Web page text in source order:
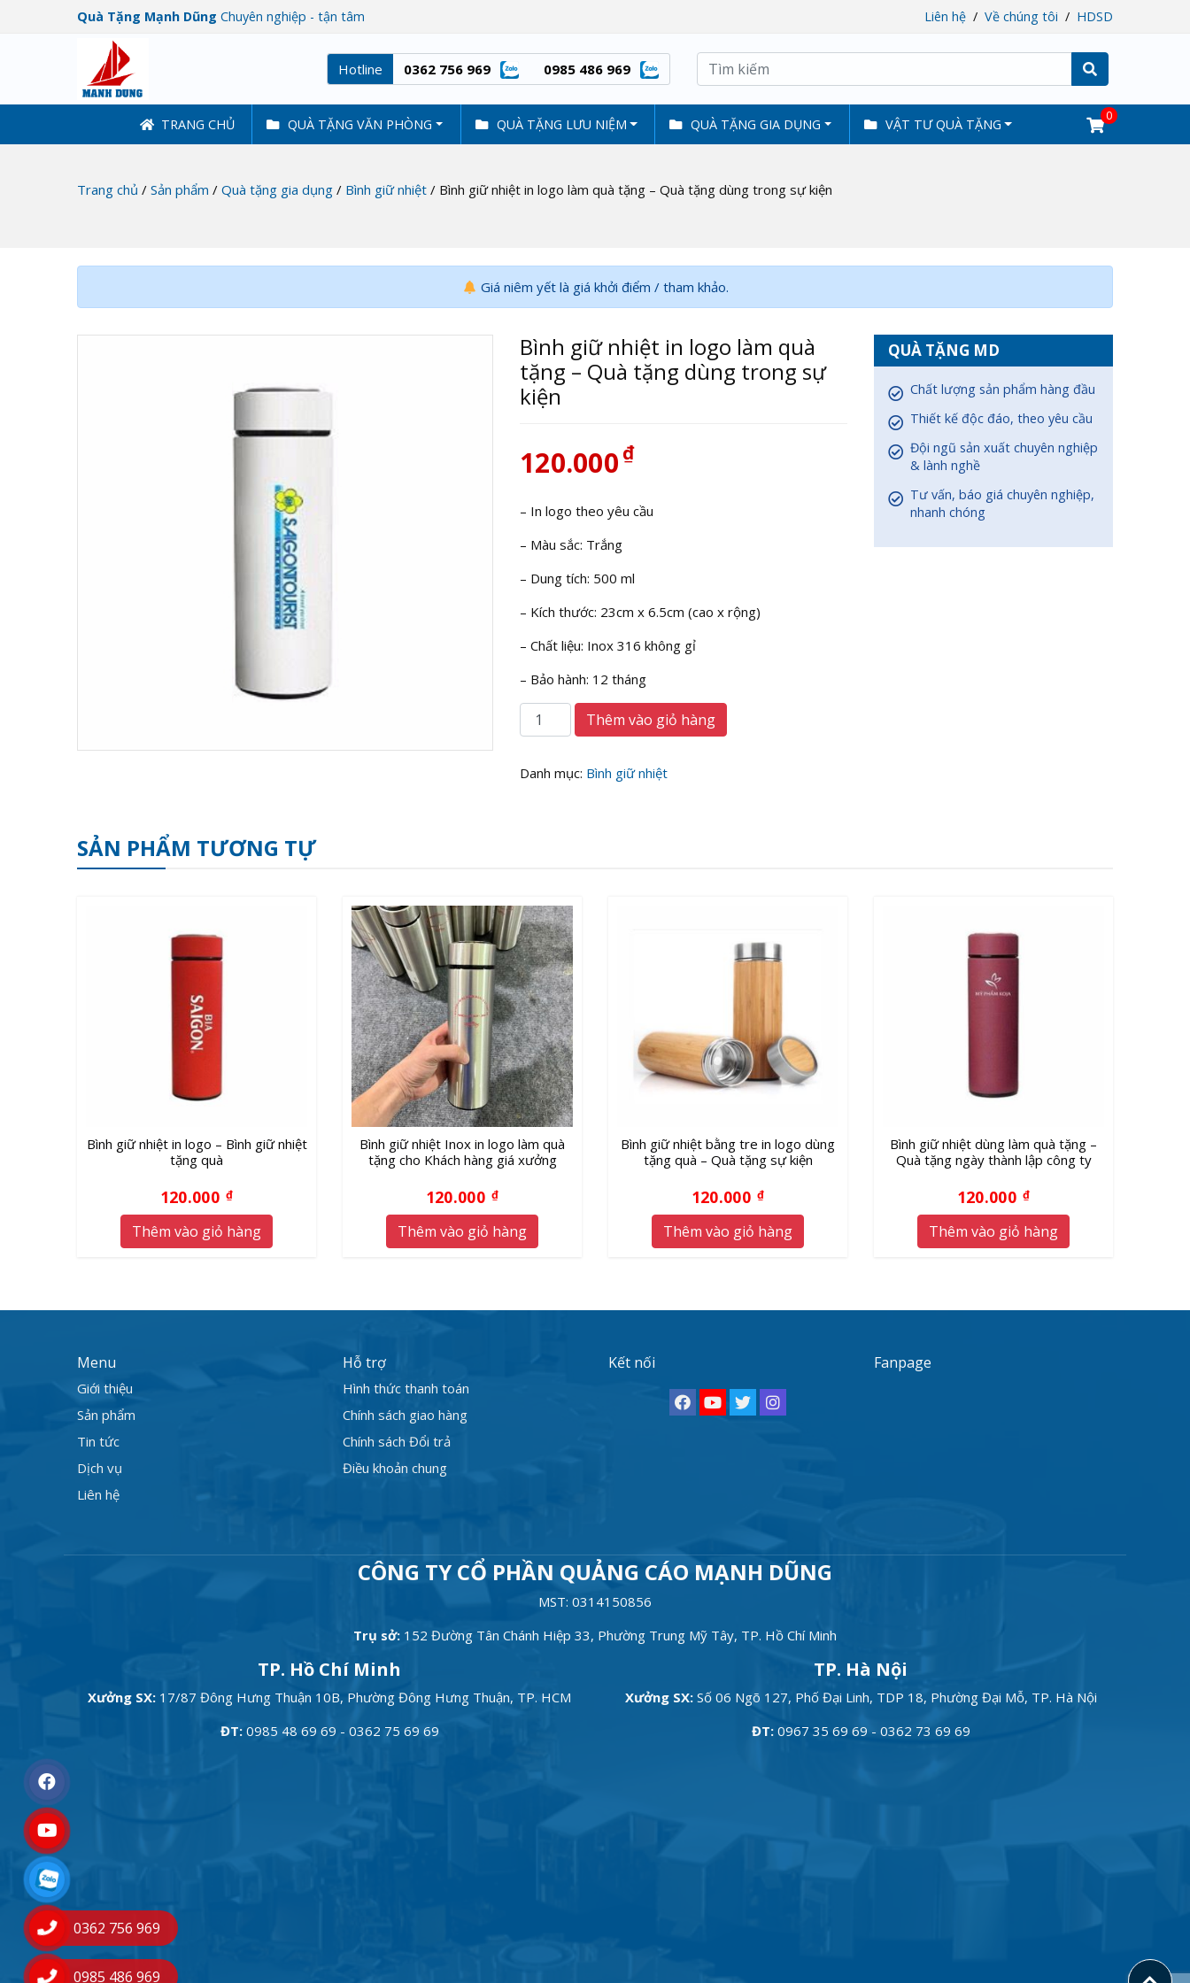
Quà Tặng Mạnh Dũng Chuyên nghiệp - tận tâm Liên hệ Về chúng tôi HDSD
Hotline 0362 756 969 0985 486 969
TRANG CHỦ QUÀ TẶNG VĂN PHÒNG QUÀ TẶNG LƯU NIỆM QUÀ TẶNG GIA DỤNG VẬT TƯ QUÀ TẶNG
0
Trang chủ / Sản phẩm / Quà tặng gia dụng / Bình giữ nhiệt / Bình giữ nhiệt in logo làm quà tặng – Quà tặng dùng trong sự kiện
Giá niêm yết là giá khởi điểm / tham khảo.
Bình giữ nhiệt in logo làm quà
tặng – Quà tặng dùng trong sự
kiện
120.000₫
– In logo theo yêu cầu
– Màu sắc: Trắng
– Dung tích: 500 ml
– Kích thước: 23cm x 6.5cm (cao x rộng)
– Chất liệu: Inox 316 không gỉ
– Bảo hành: 12 tháng
Bình
giữ
in
tặng
dùng
trong
sự
kiện
số
lượng
Thêm vào giỏ hàng
Danh mục: Bình giữ nhiệt
QUÀ TẶNG MD
Chất lượng sản phẩm hàng đầu
Thiết kế độc đáo, theo yêu cầu
Đội ngũ sản xuất chuyên nghiệp
& lành nghề
Tư vấn, báo giá chuyên nghiệp,
nhanh chóng
SẢN PHẨM TƯƠNG TỰ
Bình giữ nhiệt in logo – Bình giữ nhiệt
tặng quà
120.000 ₫
Thêm vào giỏ hàng
Bình giữ nhiệt Inox in logo làm quà
tặng cho Khách hàng giá xưởng
120.000 ₫
Thêm vào giỏ hàng
Bình giữ nhiệt bằng tre in logo dùng
tặng quà – Quà tặng sự kiện
120.000 ₫
Thêm vào giỏ hàng
Bình giữ nhiệt dùng làm quà tặng –
Quà tặng ngày thành lập công ty
120.000 ₫
Thêm vào giỏ hàng
Menu
Giới thiệu
Sản phẩm
Tin tức
Dịch vụ
Liên hệ
Hỗ trợ
Hình thức thanh toán
Chính sách giao hàng
Chính sách Đổi trả
Điều khoản chung
Kết nối Fanpage
CÔNG TY CỔ PHẦN QUẢNG CÁO MẠNH DŨNG
MST: 0314150856
Trụ sở: 152 Đường Tân Chánh Hiệp 33, Phường Trung Mỹ Tây, TP. Hồ Chí Minh
TP. Hồ Chí Minh
Xưởng SX: 17/87 Đông Hưng Thuận 10B, Phường Đông Hưng Thuận, TP. HCM
ĐT:0985 48 69 69 - 0362 75 69 69
TP. Hà Nội
Xưởng SX:Số 06 Ngõ 127, Phố Đại Linh, TDP 18, Phường Đại Mỗ, TP. Hà Nội
ĐT:0967 35 69 69 - 0362 73 69 69
0362 756 969
0985 486 969